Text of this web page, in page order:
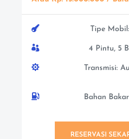
 Tipe
 4 Pintu, 5
 Transmisi:
 Bahan
RESERVASI